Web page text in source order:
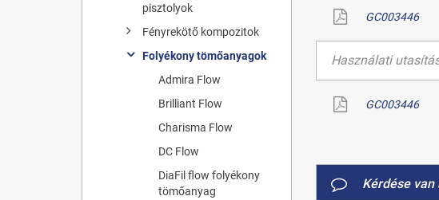
pisztolyok
Fényrekötő kompozitok
Folyékony tömőanyagok
Admira Flow
Brilliant Flow
Charisma Flow
DC Flow
DiaFil flow folyékony
tömőanyag
GC003446
Használati
GC003446
Kérdése